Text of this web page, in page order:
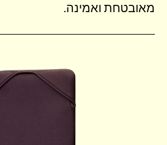
מאובטחת ואמינה.